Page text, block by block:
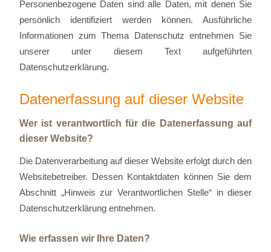
Personenbezogene Daten sind alle Daten, mit denen Sie
persönlich identifiziert werden können. Ausführliche
Informationen zum Thema Datenschutz entnehmen Sie
unserer unter diesem Text aufgeführten
Datenschutzerklärung.
Datenerfassung auf dieser Website
Wer ist verantwortlich für die Datenerfassung auf
dieser Website?
Die Datenverarbeitung auf dieser Website erfolgt durch den
Websitebetreiber. Dessen Kontaktdaten können Sie dem
Abschnitt „Hinweis zur Verantwortlichen Stelle“ in dieser
Datenschutzerklärung entnehmen.
Wie erfassen wir Ihre Daten?